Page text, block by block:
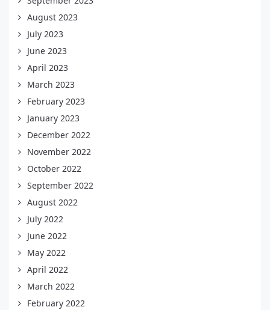
August 2023
July 2023
June 2023
April 2023
March 2023
February 2023
January 2023
December 2022
November 2022
October 2022
September 2022
August 2022
July 2022
June 2022
May 2022
April 2022
March 2022
February 2022